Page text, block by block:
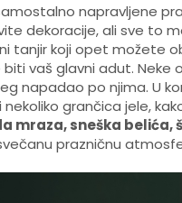
napravljene
dekoracije, ali sve to
tanjir koji opet možete
biti vaš glavni adut.
napadao po njima. U
grančica jele,
mraza, sneška belića,
prazničnu